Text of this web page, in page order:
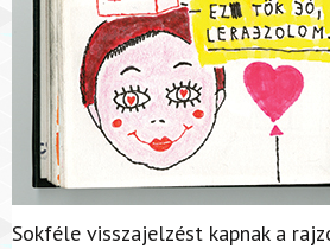
Sokféle visszajelzést kapnak a